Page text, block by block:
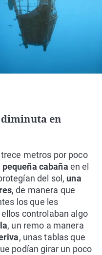
en
metros por poco
pequeña cabaña en el
del sol, una
, de manera que
los que les
controlaban algo
, un remo a manera
, unas tablas que
podían girar un poco